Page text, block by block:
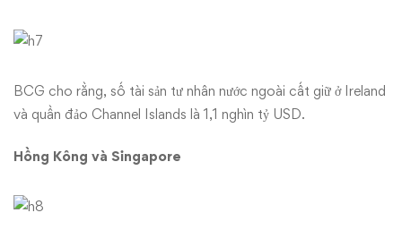
BCG cho rằng, số tài sản tư nhân nước ngoài cất giữ ở Ireland
và quần đảo Channel Islands là 1,1 nghìn tỷ USD.
Hồng Kông và Singapore